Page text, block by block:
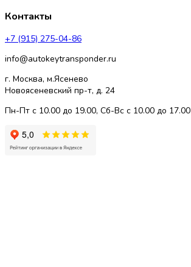
Контакты
+7 (915) 275-04-86
info@autokeytransponder.ru
г. Москва, м.Ясенево
Новоясеневский пр-т, д. 24
Пн-Пт с 10.00 до 19.00, Сб-Вс с 10.00 до 17.00